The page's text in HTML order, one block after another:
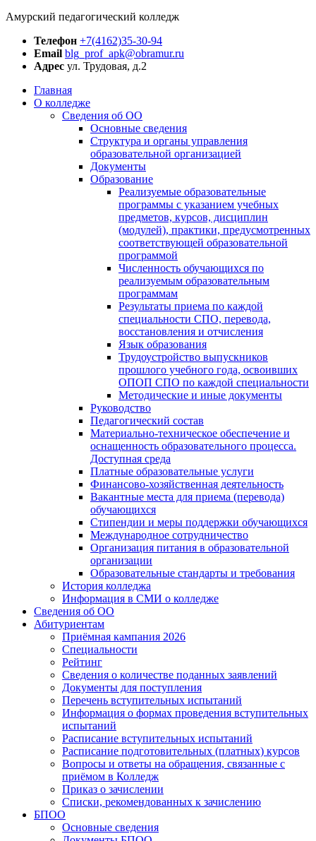
Амурский педагогический колледж
Телефон +7(4162)35-30-94
Email blg_prof_apk@obramur.ru
Адрес ул. Трудовая, д.2
Главная
О колледже
Сведения об ОО
Основные сведения
Структура и органы управления
образовательной организацией
Документы
Образование
Реализуемые образовательные
программы с указанием учебных
предметов, курсов, дисциплин
(модулей), практики, предусмотренных
соответствующей образовательной
программой
Численность обучающихся по
реализуемым образовательным
программам
Результаты приема по каждой
специальности СПО, перевода,
восстановления и отчисления
Язык образования
Трудоустройство выпускников
прошлого учебного года, освоивших
ОПОП СПО по каждой специальности
Методические и иные документы
Руководство
Педагогический состав
Материально-техническое обеспечение и
оснащенность образовательного процесса.
Доступная среда
Платные образовательные услуги
Финансово-хозяйственная деятельность
Вакантные места для приема (перевода)
обучающихся
Стипендии и меры поддержки обучающихся
Международное сотрудничество
Организация питания в образовательной
организации
Образовательные стандарты и требования
История колледжа
Информация в СМИ о колледже
Сведения об ОО
Абитуриентам
Приёмная кампания 2026
Специальности
Рейтинг
Сведения о количестве поданных заявлений
Документы для поступления
Перечень вступительных испытаний
Информация о формах проведения вступительных
испытаний
Расписание вступительных испытаний
Расписание подготовительных (платных) курсов
Вопросы и ответы на обращения, связанные с
приёмом в Колледж
Приказ о зачислении
Списки, рекомендованных к зачислению
БПОО
Основные сведения